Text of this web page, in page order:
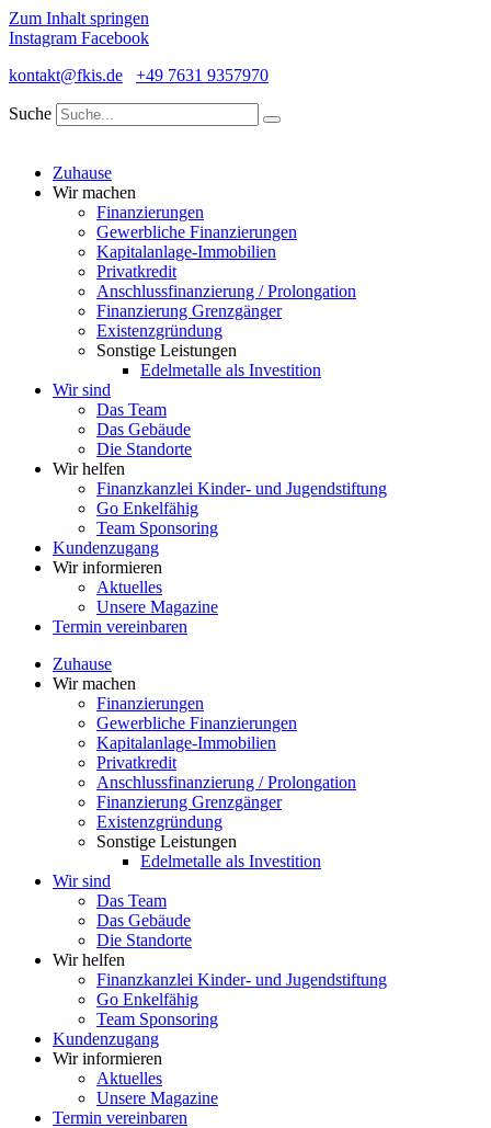
Zum Inhalt springen
Instagram Facebook
kontakt@fkis.de
+49 7631 9357970
Suche
Zuhause
Wir machen
Finanzierungen
Gewerbliche Finanzierungen
Kapitalanlage-Immobilien
Privatkredit
Anschlussfinanzierung / Prolongation
Finanzierung Grenzgänger
Existenzgründung
Sonstige Leistungen
Edelmetalle als Investition
Wir sind
Das Team
Das Gebäude
Die Standorte
Wir helfen
Finanzkanzlei Kinder- und Jugendstiftung
Go Enkelfähig
Team Sponsoring
Kundenzugang
Wir informieren
Aktuelles
Unsere Magazine
Termin vereinbaren
Zuhause
Wir machen
Finanzierungen
Gewerbliche Finanzierungen
Kapitalanlage-Immobilien
Privatkredit
Anschlussfinanzierung / Prolongation
Finanzierung Grenzgänger
Existenzgründung
Sonstige Leistungen
Edelmetalle als Investition
Wir sind
Das Team
Das Gebäude
Die Standorte
Wir helfen
Finanzkanzlei Kinder- und Jugendstiftung
Go Enkelfähig
Team Sponsoring
Kundenzugang
Wir informieren
Aktuelles
Unsere Magazine
Termin vereinbaren